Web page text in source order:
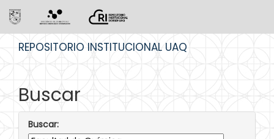
REPOSITORIO INSTITUCIONAL UAQ
Buscar
Buscar: